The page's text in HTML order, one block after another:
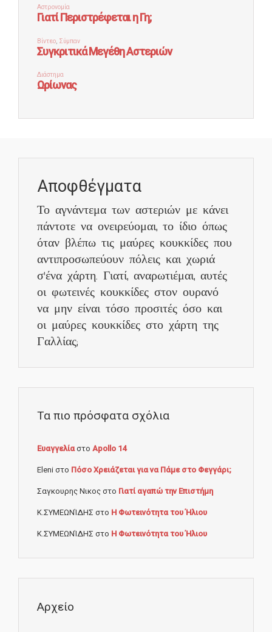
Αποφθέγματα
Το αγνάντεμα των αστεριών με κάνει
πάντοτε να ονειρεύομαι, το ίδιο όπως
όταν βλέπω τις μαύρες κουκκίδες που
αντιπροσωπεύουν πόλεις και χωριά
σ'ένα χάρτη. Γιατί, αναρωτιέμαι, αυτές
οι φωτεινές κουκκίδες στον ουρανό
να μην είναι τόσο προσιτές όσο και
οι μαύρες κουκκίδες στο χάρτη της
Γαλλίας;
Τα πιο πρόσφατα σχόλια
Ευαγγελίαστο Apollo 14
Eleni στο Πόσο Χρειάζεται για να Πάμε στο Φεγγάρι;
Σαγκουρης Νικος στο Γιατί αγαπώ την Επιστήμη
Κ.ΣΥΜΕΩΝΊΔΗΣ στο Η Φωτεινότητα του Ήλιου
Κ.ΣΥΜΕΩΝΊΔΗΣ στο Η Φωτεινότητα του Ήλιου
Αρχείο